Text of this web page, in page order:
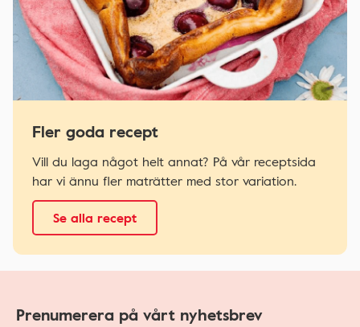
Fler goda recept
Vill du laga något helt annat? På vår receptsida
har vi ännu fler maträtter med stor variation.
Se alla recept
Prenumerera på vårt nyhetsbrev